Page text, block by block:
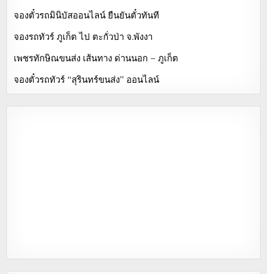
จองตั๋วรถมินิบัสออนไลน์ ยืนยันตั๋วทันที
จองรถทัวร์ ภูเก็ต ไป ตะกั่วป่า จ.พังงา
เพชรทักษิณขนส่ง เส้นทาง ด่านนอก – ภูเก็ต
จองตั๋วรถทัวร์ “สุรินทร์ขนส่ง” ออนไลน์